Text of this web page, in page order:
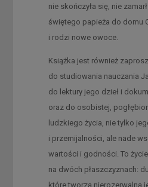
nie skończyła się, nie
świętego papieża do domu
i rodzi nowe owoce.
Książka jest również
do studiowania nauczania
do lektury jego dzieł i
oraz do osobistej,
ludzkiego życia, nie tylko
i przemijalności, ale nade
wartości i godności. To
na dwóch płaszczyznach:
które tworzą nierozerwalną